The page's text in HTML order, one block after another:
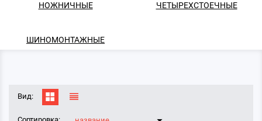
НОЖНИЧНЫЕ ЧЕТЫРЕХСТОЕЧНЫЕ
ШИНОМОНТАЖНЫЕ
Вид: